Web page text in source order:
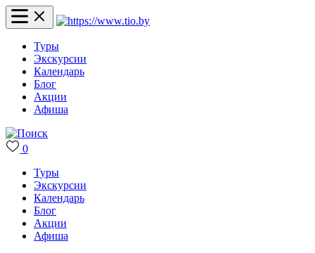
Туры
Экскурсии
Календарь
Блог
Акции
Афиша
0
Туры
Экскурсии
Календарь
Блог
Акции
Афиша